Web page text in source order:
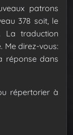
patrons
378 soit, le
La traduction
Me direz-vous:
réponse dans
répertorier à